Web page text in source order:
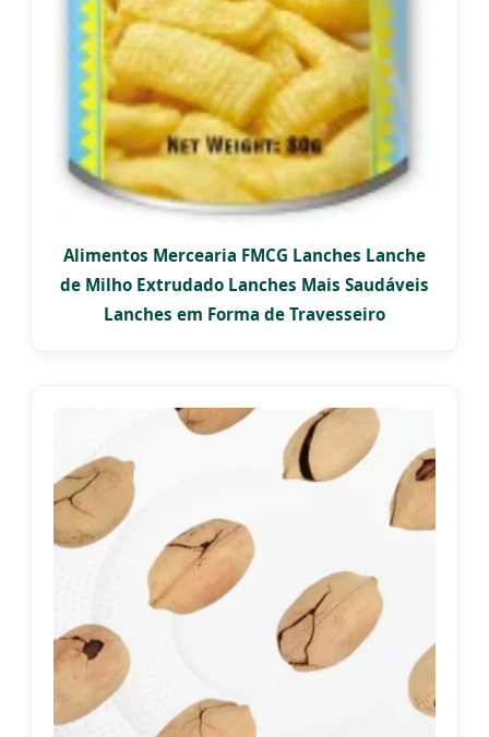
Alimentos Mercearia FMCG Lanches Lanche
de Milho Extrudado Lanches Mais Saudáveis
Lanches em Forma de Travesseiro